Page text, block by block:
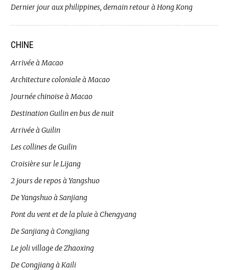
Dernier jour aux philippines, demain retour à Hong Kong
CHINE
Arrivée à Macao
Architecture coloniale à Macao
Journée chinoise à Macao
Destination Guilin en bus de nuit
Arrivée à Guilin
Les collines de Guilin
Croisière sur le Lijang
2 jours de repos à Yangshuo
De Yangshuo à Sanjiang
Pont du vent et de la pluie à Chengyang
De Sanjiang à Congjiang
Le joli village de Zhaoxing
De Congjiang à Kaili